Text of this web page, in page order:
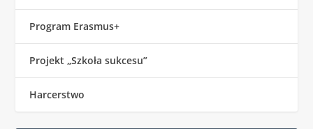
Program Erasmus+
Projekt „Szkoła sukcesu”
Harcerstwo